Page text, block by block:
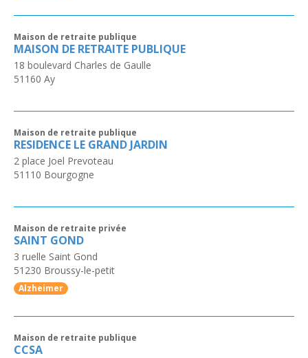
Maison de retraite publique
MAISON DE RETRAITE PUBLIQUE
18 boulevard Charles de Gaulle
51160 Ay
Maison de retraite publique
RESIDENCE LE GRAND JARDIN
2 place Joel Prevoteau
51110 Bourgogne
Maison de retraite privée
SAINT GOND
3 ruelle Saint Gond
51230 Broussy-le-petit
Alzheimer
Maison de retraite publique
CCSA